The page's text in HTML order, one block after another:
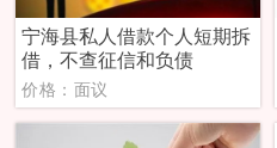
宁海县私人借款个人短期拆
借，不查征信和负债
价格：面议